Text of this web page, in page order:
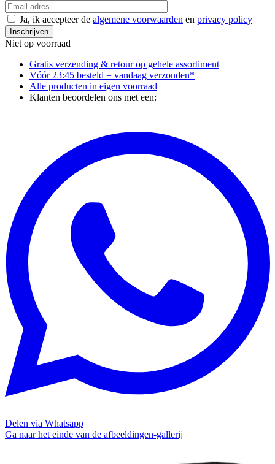
Ja, ik accepteer de algemene voorwaarden en privacy policy
Inschrijven
Niet op voorraad
Gratis verzending & retourop gehele assortiment
Vóór 23:45 besteld = vandaag verzonden*
Alle producten in eigen voorraad
Klanten beoordelen ons met een:
Delen via Whatsapp
Ga naar het einde van de afbeeldingen-gallerij